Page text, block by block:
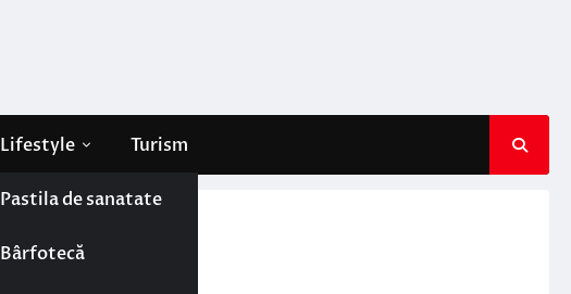
Lifestyle
Pastila de sanatate
Bârfotecă
Turism